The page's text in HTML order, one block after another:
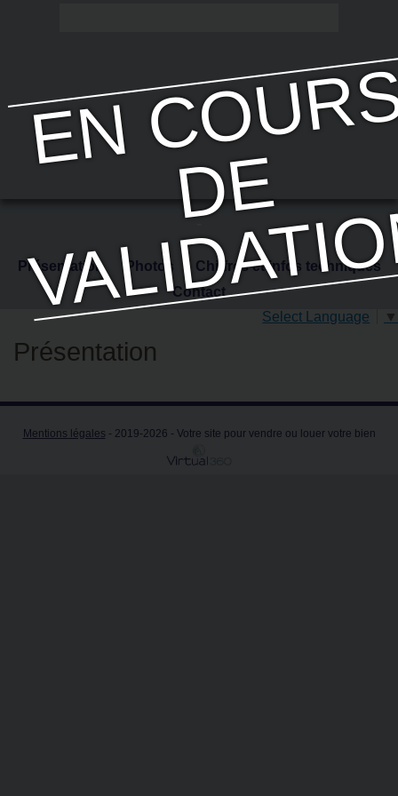
E
-
Présentation Photos
Chiffres et infos techniques
Contact
Présentation
Select Language ▼
Mentions légales - 2019-2026 - Votre site pour vendre ou louer votre bien